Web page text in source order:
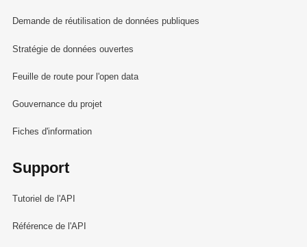
Demande de réutilisation de données publiques
Stratégie de données ouvertes
Feuille de route pour l'open data
Gouvernance du projet
Fiches d'information
Support
Tutoriel de l'API
Référence de l'API